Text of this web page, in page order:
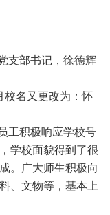
支部书记，徐德辉
校名又更改为：怀
工积极响应学校号
学校面貌得到了很
。广大师生积极向
、文物等，基本上